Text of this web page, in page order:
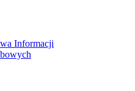
Informacji